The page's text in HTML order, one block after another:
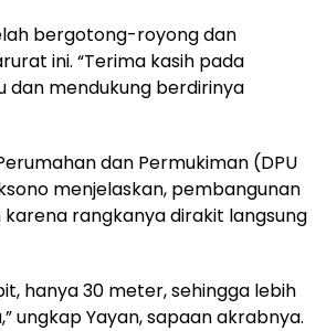
bergotong-royong dan
ini. “Terima kasih pada
mendukung berdirinya
dan Permukiman (DPU
menjelaskan, pembangunan
rangkanya dirakit langsung
hanya 30 meter, sehingga lebih
ungkap Yayan, sapaan akrabnya.